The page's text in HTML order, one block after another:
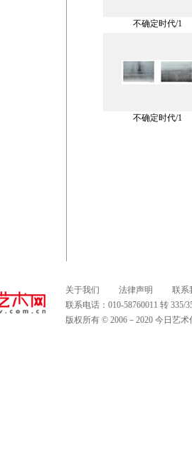
不确定时代/1
不确定时代/1
关于我们 法律声明
联系
联系电话：010-58760011 转
版权所有 © 2006－2020 今日艺